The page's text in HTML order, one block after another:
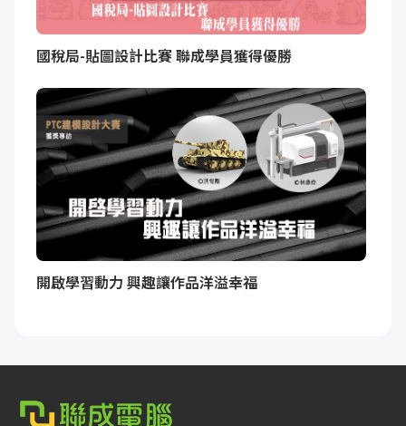
國稅局-貼圖設計比賽 聯成學員獲得優勝
開啟學習動力 興趣讓作品洋溢幸福